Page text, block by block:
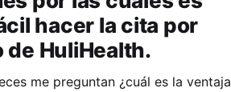
hacer la cita por
de HuliHealth.
me preguntan ¿cuál es la ventaja